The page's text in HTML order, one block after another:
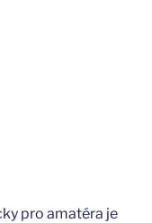
pro amatéra je